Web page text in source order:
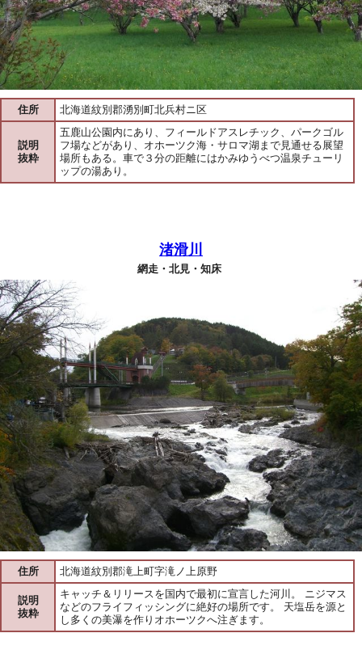
住所 北海道紋別郡湧別町北兵村ニ区
説明
抜粋
五鹿山公園内にあり、フィールドアスレチック、パークゴル
フ場などがあり、オホーツク海・サロマ湖まで見通せる展望
場所もある。車で３分の距離にはかみゆうべつ温泉チューリ
ップの湯あり。
渚滑川
網走・北見・知床
住所 北海道紋別郡滝上町字滝ノ上原野
説明
抜粋
キャッチ＆リリースを国内で最初に宣言した河川。 ニジマス
などのフライフィッシングに絶好の場所です。 天塩岳を源と
し多くの美瀑を作りオホーツクへ注ぎます。